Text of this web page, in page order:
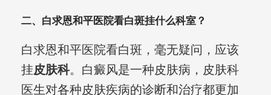
二、白求恩和平医院看白斑挂什么科室？
白求恩和平医院看白斑，毫无疑问，应该
挂皮肤科。白癜风是一种皮肤病，皮肤科
医生对各种皮肤疾病的诊断和治疗都更加